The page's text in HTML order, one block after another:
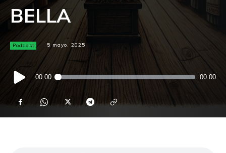
BELLA
Podcast 5 mayo, 2025
Reproductor
de
00:00 00:00